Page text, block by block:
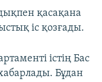
қасақана
іс қозғады.
істің Бас
Бұдан